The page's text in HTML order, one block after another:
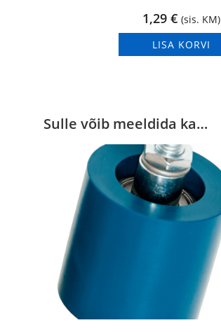
1,29€ (sis. KM)
LISA KORVI
Sulle võib meeldida ka…